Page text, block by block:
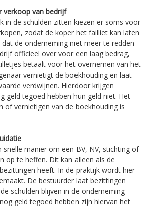
verkoop van bedrijf
in de schulden zitten kiezen er soms voor
zodat de koper het failliet kan laten
de onderneming niet meer te redden
officieel over voor een laag bedrag,
betaalt voor het overnemen van het
vernietigt de boekhouding en laat
verdwijnen. Hierdoor krijgen
geld tegoed hebben hun geld niet. Het
of vernietigen van de boekhouding is
snelle manier om een BV, NV, stichting of
op te heffen. Dit kan alleen als de
heeft. In de praktijk wordt hier
De bestuurder laat bezittingen
schulden blijven in de onderneming
geld tegoed hebben zijn hiervan het